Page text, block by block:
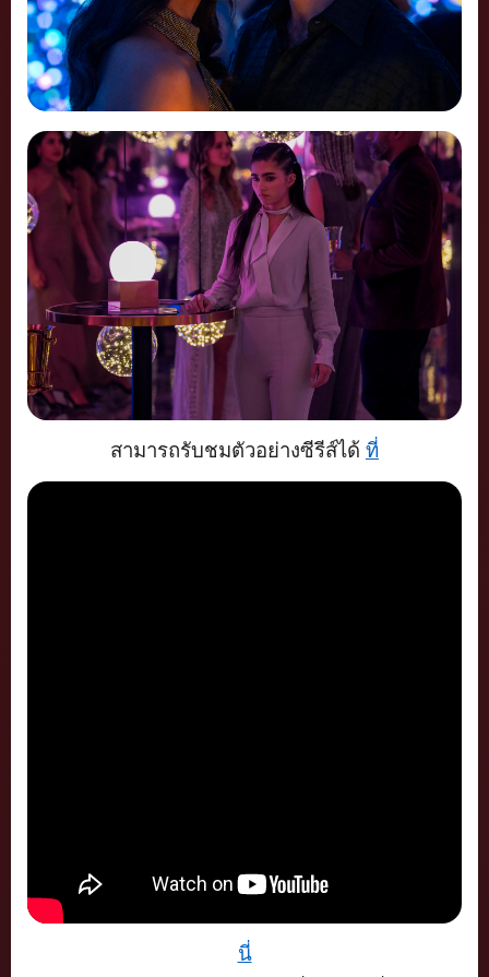
สามารถรับชมตัวอย่างซีรีส์ได้ ที่
นี่